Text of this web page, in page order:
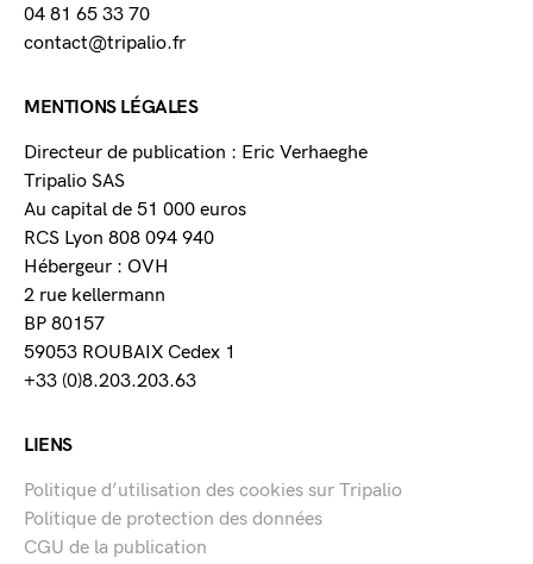
04 81 65 33 70
contact@tripalio.fr
MENTIONS LÉGALES
Directeur de publication : Eric Verhaeghe
Tripalio SAS
Au capital de 51 000 euros
RCS Lyon 808 094 940
Hébergeur : OVH
2 rue kellermann
BP 80157
59053 ROUBAIX Cedex 1
+33 (0)8.203.203.63
LIENS
Politique d’utilisation des cookies sur Tripalio
Politique de protection des données
CGU de la publication